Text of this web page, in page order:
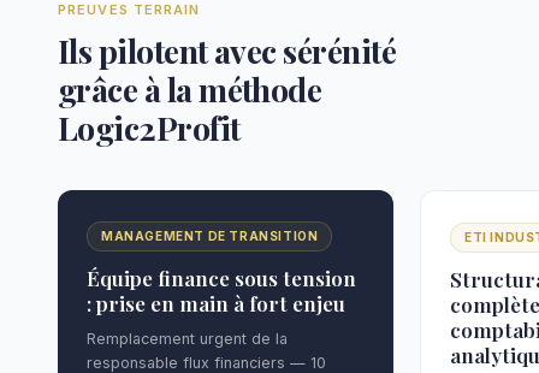
PREUVES TERRAIN
Ils pilotent avec sérénité
grâce à la méthode
Logic2Profit
MANAGEMENT DE TRANSITION
Équipe finance sous tension
: prise en main à fort enjeu
Remplacement urgent de la
responsable flux financiers — 10
ETI